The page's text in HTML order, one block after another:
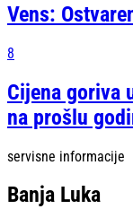
Vens:
8
Cijena goriva
na prošlu
servisne informacije
Banja Luka